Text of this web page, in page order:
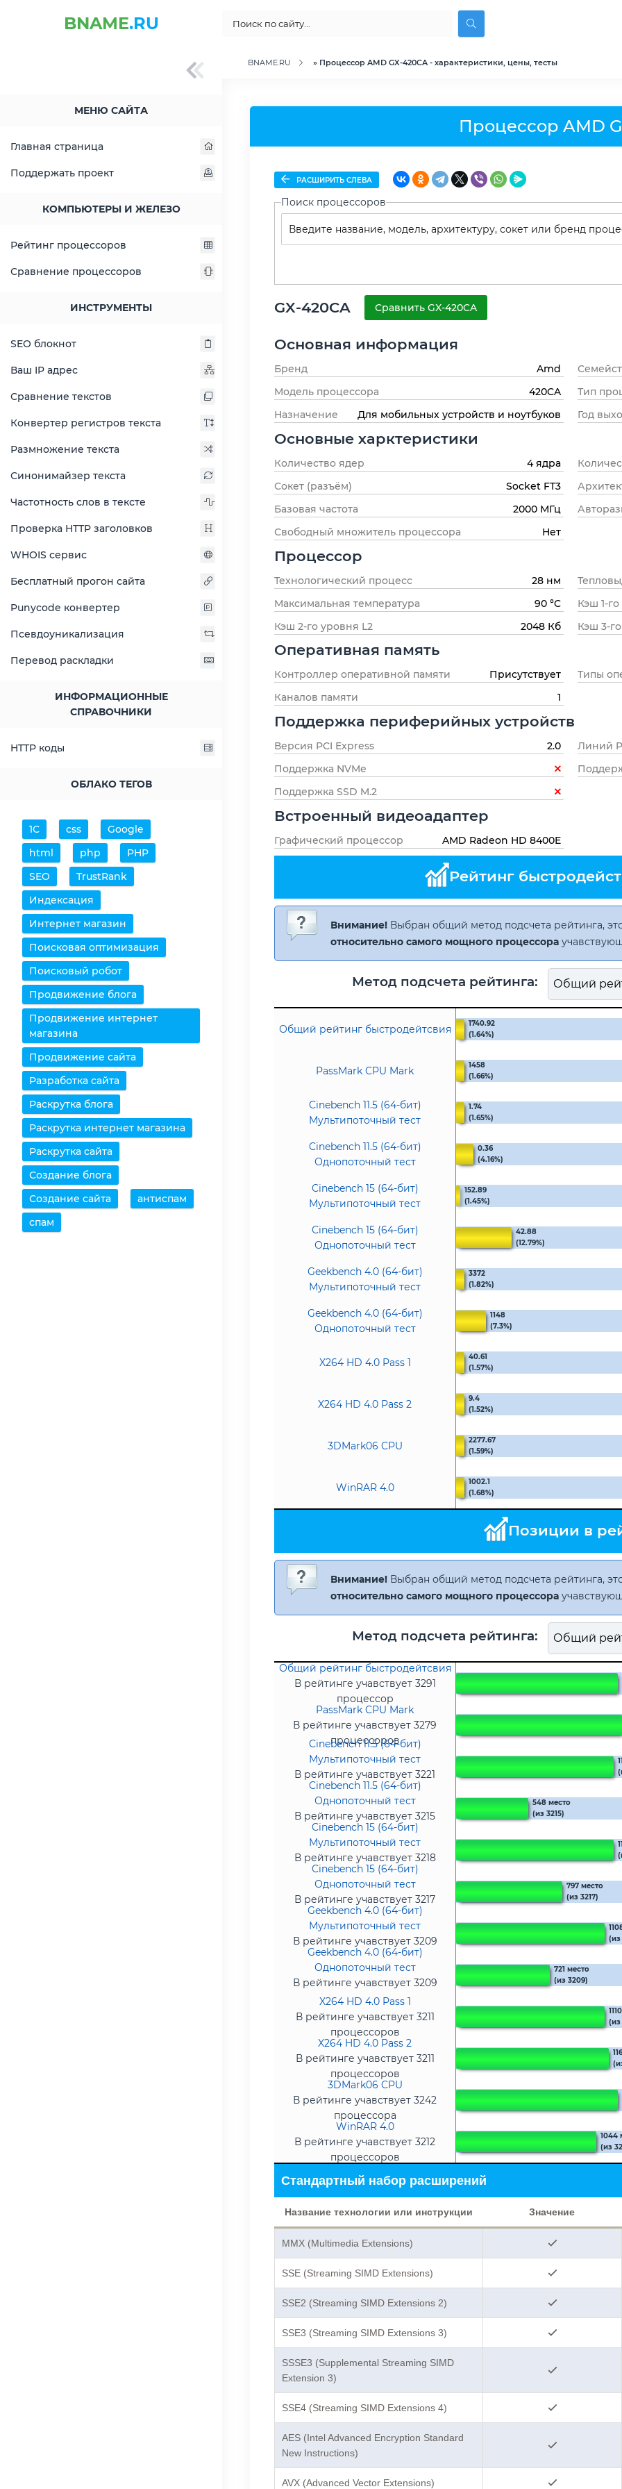
BNAME.RU
МЕНЮ САЙТА
Главная страница
Поддержать проект
КОМПЬЮТЕРЫ И ЖЕЛЕЗО
Рейтинг процессоров
Сравнение процессоров
ИНСТРУМЕНТЫ
SEO блокнот
Ваш IP адрес
Сравнение текстов
Конвертер регистров текста
Размножение текста
Синонимайзер текста
Частотность слов в тексте
Проверка HTTP заголовков
WHOIS сервис
Бесплатный прогон сайта
Punycode конвертер
Псевдоуникализация
Перевод раскладки
ИНФОРМАЦИОННЫЕ
СПРАВОЧНИКИ
HTTP коды
ОБЛАКО ТЕГОВ
1С css
Google
html
php
PHP
SEO
TrustRank
Индексация
Интернет магазин
Поисковая оптимизация
Поисковый робот
Продвижение блога
Продвижение интернет
магазина
Продвижение сайта
Разработка сайта
Раскрутка блога
Раскрутка интернет магазина
Раскрутка сайта
Создание блога
Создание сайта
антиспам
спам
BNAME.RU » Процессор AMD GX-420CA - характеристики, цены, тесты
Процессор AMD
РАСШИРИТЬ СЛЕВА
Поиск процессоров
GX-420CA Сравнить GX-420CA
Основная информация
Бренд Amd
Модель процессора
420CA Тип
Назначение
Для мобильных устройств и ноутбуков Год
Основные харктеристики
Количество ядер 4 ядра
Сокет (разъём)
Socket FT3
Базовая частота
2000 МГц
Свободный множитель процессора
Нет
Процессор
Технологический процесс 28 нм
Максимальная температура
90 °C Кэш 1-го
Кэш 2-го уровня L2
2048 Кб Кэш 3-
Оперативная память
Контроллер оперативной памяти Присутствует Типы
Каналов памяти
1
Поддержка периферийных устройств
Версия PCI Express 2.0 Линий
Поддержка NVMe
Поддержка SSD M.2
Встроенный видеоадаптер
Графический процессор AMD Radeon HD 8400E
Рейтинг
Внимание! Выбран общий метод подсчета рейтинга,
относительно самого мощного процессора
Метод подсчета рейтинга:
Общий рейтинг быстродейтсвия
1740.92
(1.64%)
PassMark CPU Mark
1458
(1.66%)
Cinebench 11.5 (64-бит)
Мультипоточный тест
1.74
(1.65%)
Cinebench 11.5 (64-бит)
Однопоточный тест
0.36
(4.16%)
Cinebench 15 (64-бит)
Мультипоточный тест
152.89
(1.45%)
Cinebench 15 (64-бит)
Однопоточный тест
42.88
(12.79%)
Geekbench 4.0 (64-бит)
Мультипоточный тест
3372
(1.82%)
Geekbench 4.0 (64-бит)
Однопоточный тест
1148
(7.3%)
X264 HD 4.0 Pass 1
40.61
(1.57%)
X264 HD 4.0 Pass 2
9.4
(1.52%)
3DMark06 CPU
2277.67
(1.59%)
WinRAR 4.0
1002.1
(1.68%)
Позиции в
Внимание! Выбран общий метод подсчета рейтинга,
относительно самого мощного процессора
Метод подсчета рейтинга:
Общий рейтинг быстродейтсвия
В рейтинге учавствует 3291
процессор
PassMark CPU Mark
В рейтинге учавствует 3279
процессоров
Cinebench 11.5 (64-бит)
Мультипоточный тест
В рейтинге учавствует 3221
процессор
Cinebench 11.5 (64-бит)
Однопоточный тест
В рейтинге учавствует 3215
процессоров
548 место
(из 3215)
Cinebench 15 (64-бит)
Мультипоточный тест
В рейтинге учавствует 3218
процессоров
Cinebench 15 (64-бит)
Однопоточный тест
В рейтинге учавствует 3217
процессоров
797 место
(из 3217)
Geekbench 4.0 (64-бит)
Мультипоточный тест
В рейтинге учавствует 3209
процессоров
(из
Geekbench 4.0 (64-бит)
Однопоточный тест
В рейтинге учавствует 3209
процессоров
721 место
(из 3209)
X264 HD 4.0 Pass 1
В рейтинге учавствует 3211
процессоров
(из
X264 HD 4.0 Pass 2
В рейтинге учавствует 3211
процессоров
3DMark06 CPU
В рейтинге учавствует 3242
процессора
WinRAR 4.0
В рейтинге учавствует 3212
процессоров
1044
(из
Стандартный набор расширений
Название технологии или инструкции Значение
MMX (Multimedia Extensions)
SSE (Streaming SIMD Extensions)
SSE2 (Streaming SIMD Extensions 2)
SSE3 (Streaming SIMD Extensions 3)
SSSE3 (Supplemental Streaming SIMD
Extension 3)
SSE4 (Streaming SIMD Extensions 4)
AES (Intel Advanced Encryption Standard
New Instructions)
AVX (Advanced Vector Extensions)